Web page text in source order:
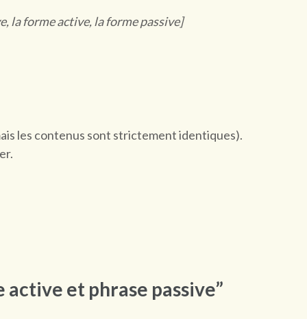
la forme active, la forme passive]
les contenus sont strictement identiques).
active et phrase passive”